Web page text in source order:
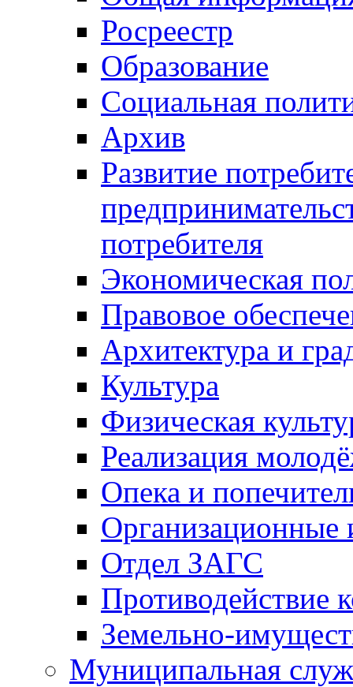
Росреестр
Образование
Социальная
Архив
Развитие
потребителя
Экономическая
Правовое
Архитектура и
Культура
Физическая
Реализация
Опека и
Отдел ЗАГС
Противодействие
Земельно-
Муниципальная